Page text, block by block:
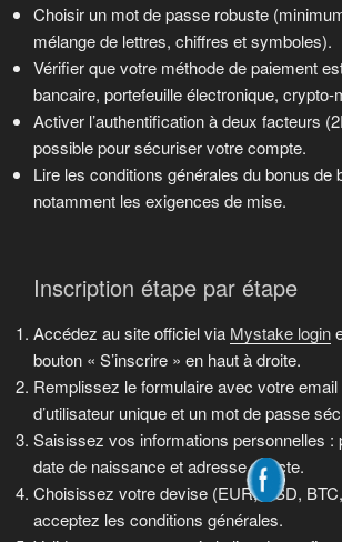
Choisir un mot de passe robuste
mélange de lettres, chiffres et symboles).
Vérifier que votre méthode de paiement
bancaire, portefeuille électronique, crypto-
Activer l’authentification à deux facteurs
possible pour sécuriser votre compte.
Lire les conditions générales du bonus de
notamment les exigences de mise.
Inscription étape par étape
Accédez au site officiel via Mystake login
bouton « S’inscrire » en haut à droite.
Remplissez le formulaire avec votre
d’utilisateur unique et un mot de passe
Saisissez vos informations personnelles :
date de naissance et adresse exacte.
Choisissez votre devise (EUR, USD,
acceptez les conditions générales.